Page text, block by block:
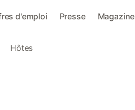
d'emploi Presse Magazine
Hôtes